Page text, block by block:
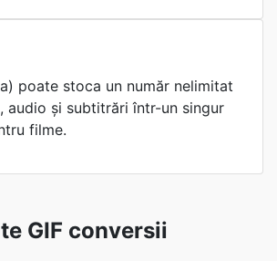
poate stoca un număr nelimitat
audio și subtitrări într-un singur
filme.
GIF conversii